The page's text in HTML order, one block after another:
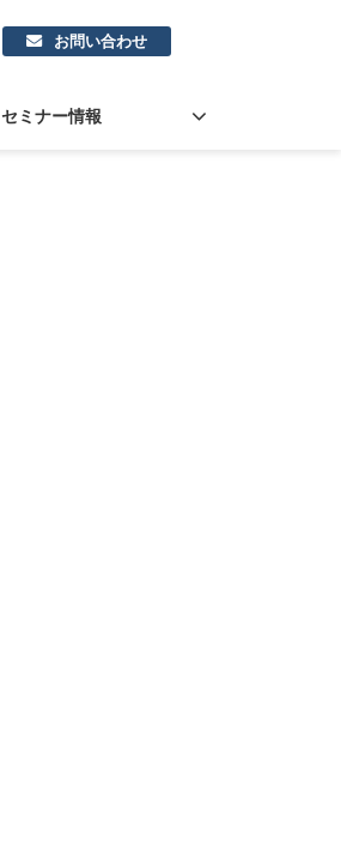
お問い合わせ
セミナー情報